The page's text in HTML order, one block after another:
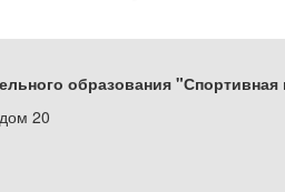
образования
20